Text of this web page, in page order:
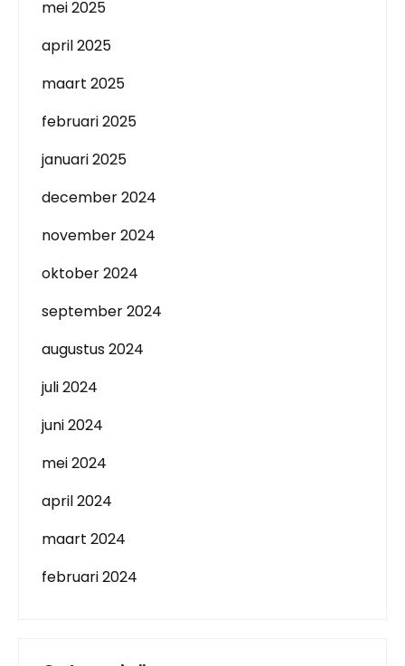
mei 2025
april 2025
maart 2025
februari 2025
januari 2025
december 2024
november 2024
oktober 2024
september 2024
augustus 2024
juli 2024
juni 2024
mei 2024
april 2024
maart 2024
februari 2024